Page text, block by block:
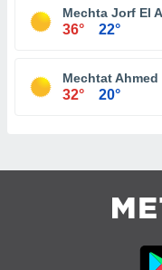
Mechta Jorf El
36° 22°
Mechtat Ahmed
32° 20°